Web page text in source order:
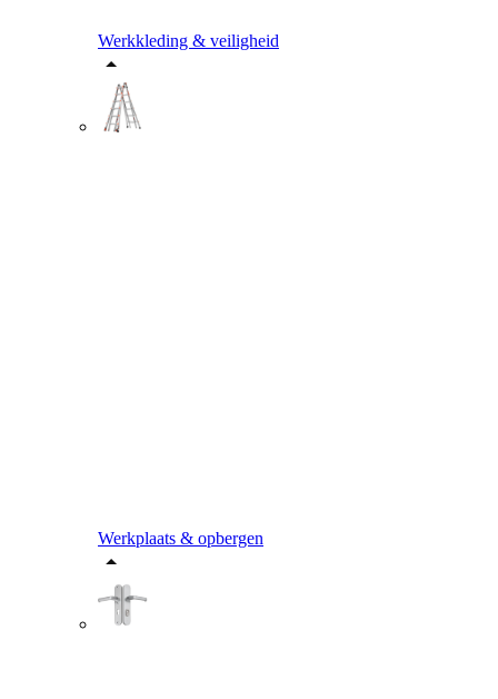
Werkkleding & veiligheid
Werkplaats & opbergen